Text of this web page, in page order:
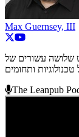
Max Guernsey, III
שלושה עשורים של
The Leanpub